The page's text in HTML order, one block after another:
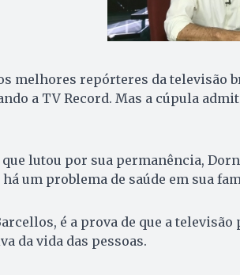
melhores repórteres da televisão
a TV Record. Mas a cúpula
lutou por sua permanência,
um problema de saúde em sua
é a prova de que a televisão
da vida das pessoas.